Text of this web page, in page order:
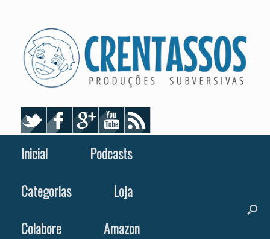
Inicial
Podcasts
Categorias
Loja
Colabore
Amazon